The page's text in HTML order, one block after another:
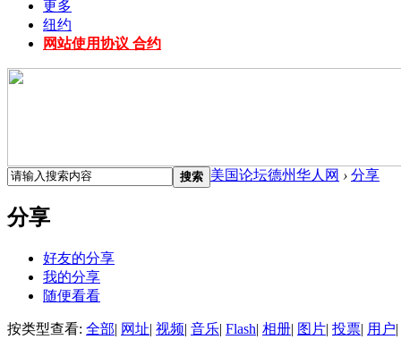
更多
纽约
网站使用协议 合约
搜索 美国论坛德州华人网 › 分享
分享
好友的分享
我的分享
随便看看
按类型查看: 全部| 网址| 视频| 音乐| Flash| 相册| 图片| 投票| 用户|